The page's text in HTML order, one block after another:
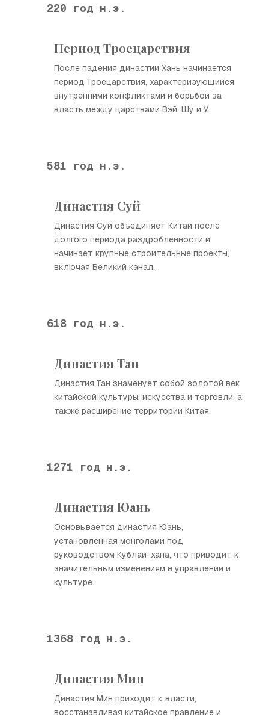
220 год н.э.
Период Троецарствия
После падения династии Хань начинается
период Троецарствия, характеризующийся
внутренними конфликтами и борьбой за
власть между царствами Вэй, Шу и У.
581 год н.э.
Династия Суй
Династия Суй объединяет Китай после
долгого периода раздробленности и
начинает крупные строительные проекты,
включая Великий канал.
618 год н.э.
Династия Тан
Династия Тан знаменует собой золотой век
китайской культуры, искусства и торговли, а
также расширение территории Китая.
1271 год н.э.
Династия Юань
Основывается династия Юань,
установленная монголами под
руководством Кублай-хана, что приводит к
значительным изменениям в управлении и
культуре.
1368 год н.э.
Династия Мин
Династия Мин приходит к власти,
восстанавливая китайское правление и